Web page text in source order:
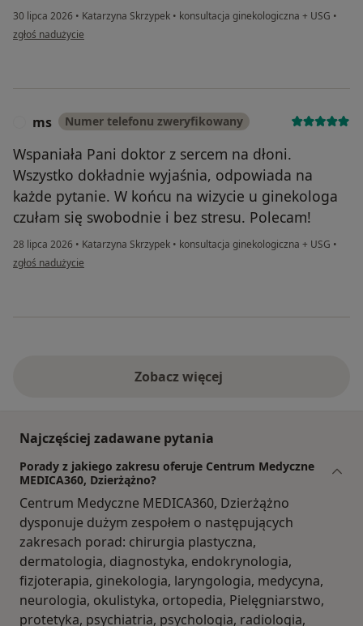
30 lipca 2026 • Katarzyna Skrzypek • konsultacja ginekologiczna + USG •
w opinii użytkownika WK
zgłoś nadużycie
ms Numer telefonu zweryfikowany
Wspaniała Pani doktor z sercem na dłoni.
Wszystko dokładnie wyjaśnia, odpowiada na
każde pytanie. W końcu na wizycie u ginekologa
czułam się swobodnie i bez stresu. Polecam!
28 lipca 2026 • Katarzyna Skrzypek • konsultacja ginekologiczna + USG •
w opinii użytkownika ms
zgłoś nadużycie
Zobacz więcej
Najczęściej zadawane pytania
Porady z jakiego zakresu oferuje Centrum Medyczne
MEDICA360, Dzierżążno?
Centrum Medyczne MEDICA360, Dzierżążno
dysponuje dużym zespołem o następujących
zakresach porad: chirurgia plastyczna,
dermatologia, diagnostyka, endokrynologia,
fizjoterapia, ginekologia, laryngologia, medycyna,
neurologia, okulistyka, ortopedia, Pielęgniarstwo,
protetyka, psychiatria, psychologia, radiologia,